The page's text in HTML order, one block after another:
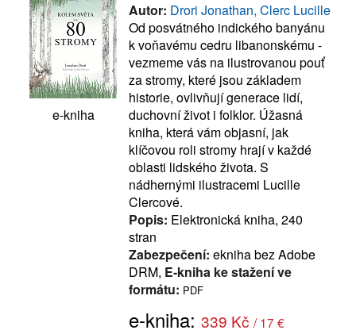
e-kniha
Autor: Drori Jonathan, Clerc Lucille
Od posvátného indického banyánu
k voňavému cedru libanonskému -
vezmeme vás na ilustrovanou pouť
za stromy, které jsou základem
historie, ovlivňují generace lidí,
duchovní život i folklor. Úžasná
kniha, která vám objasní, jak
klíčovou roli stromy hrají v každé
oblasti lidského života. S
nádhernými ilustracemi Lucille
Clercové.
Popis: Elektronická kniha, 240
stran
Zabezpečení: ekniha bez Adobe
DRM, E-kniha ke stažení ve
formátu: PDF
e-kniha: 339 Kč / 17 €